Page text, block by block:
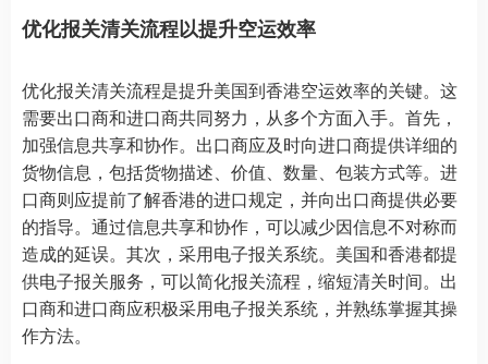
优化报关清关流程以提升空运效率
优化报关清关流程是提升美国到香港空运效率的关键。这
需要出口商和进口商共同努力，从多个方面入手。首先，
加强信息共享和协作。出口商应及时向进口商提供详细的
货物信息，包括货物描述、价值、数量、包装方式等。进
口商则应提前了解香港的进口规定，并向出口商提供必要
的指导。通过信息共享和协作，可以减少因信息不对称而
造成的延误。其次，采用电子报关系统。美国和香港都提
供电子报关服务，可以简化报关流程，缩短清关时间。出
口商和进口商应积极采用电子报关系统，并熟练掌握其操
作方法。